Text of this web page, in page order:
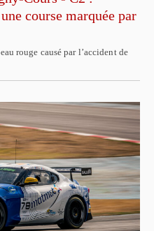
course marquée par
rouge causé par l’accident de